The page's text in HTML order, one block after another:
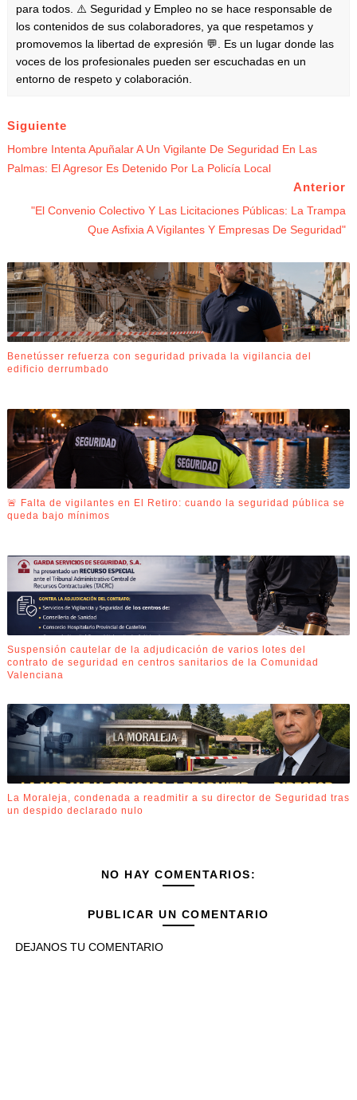
para todos. ⚠️ Seguridad y Empleo no se hace responsable de
los contenidos de sus colaboradores, ya que respetamos y
promovemos la libertad de expresión 💬. Es un lugar donde las
voces de los profesionales pueden ser escuchadas en un
entorno de respeto y colaboración.
Siguiente
Hombre Intenta Apuñalar A Un Vigilante De Seguridad En Las
Palmas: El Agresor Es Detenido Por La Policía Local
Anterior
"El Convenio Colectivo Y Las Licitaciones Públicas: La Trampa
Que Asfixia A Vigilantes Y Empresas De Seguridad"
Benetússer refuerza con seguridad privada la vigilancia del
edificio derrumbado
🚨 Falta de vigilantes en El Retiro: cuando la seguridad pública se
queda bajo mínimos
Suspensión cautelar de la adjudicación de varios lotes del
contrato de seguridad en centros sanitarios de la Comunidad
Valenciana
La Moraleja, condenada a readmitir a su director de Seguridad tras
un despido declarado nulo
NO HAY COMENTARIOS:
PUBLICAR UN COMENTARIO
DEJANOS TU COMENTARIO